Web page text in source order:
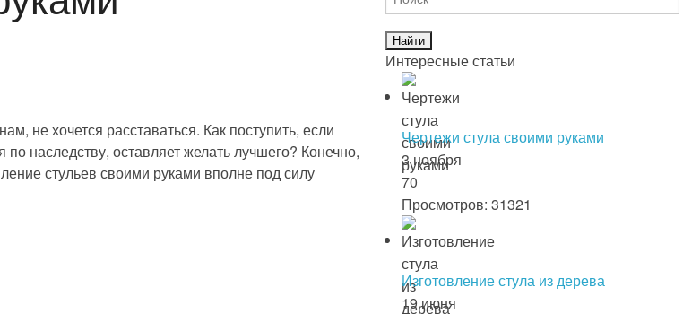
не хочется расставаться. Как поступить, если
наследству, оставляет желать лучшего? Конечно,
стульев своими руками вполне под силу
Интересные статьи
Чертежи стула своими руками
3 ноября
70
Просмотров: 31321
Изготовление стула из дерева
19 июня